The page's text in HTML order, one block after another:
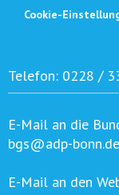
Cookie-
Telefon: 0228 /
E-Mail an die
bgs@adp-bonn.de
E-Mail an den